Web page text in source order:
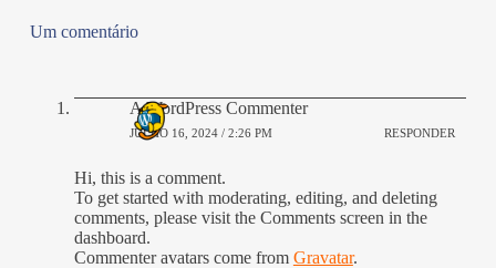
oUm comentário
A WordPress Commenter
JULHO 16, 2024 / 2:26 PM RESPONDER
Hi, this is a comment.
To get started with moderating, editing, and deleting
comments, please visit the Comments screen in the
dashboard.
Commenter avatars come from Gravatar.